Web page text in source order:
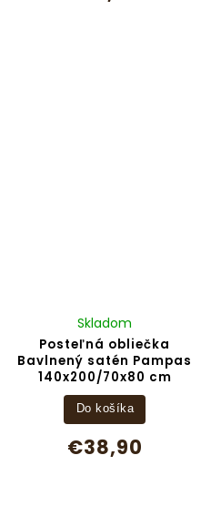
Posteľná obliečka
Bavlnený satén Pampas
140x200/70x80 cm
Skladom
€38,90
Do košíka